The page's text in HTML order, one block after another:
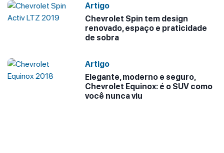
Artigo
Chevrolet Spin tem design
renovado, espaço e praticidade
de sobra
Artigo
Elegante, moderno e seguro,
Chevrolet Equinox: é o SUV como
você nunca viu